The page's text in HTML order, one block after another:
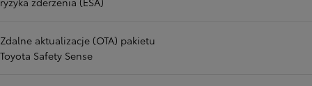
Zdalne aktualizacje (OTA) pakietu
Toyota Safety Sense